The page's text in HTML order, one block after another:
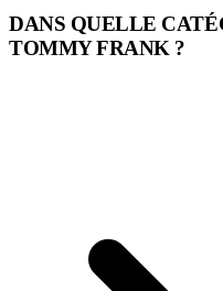
DANS QUELLE
TOMMY FRANK ?